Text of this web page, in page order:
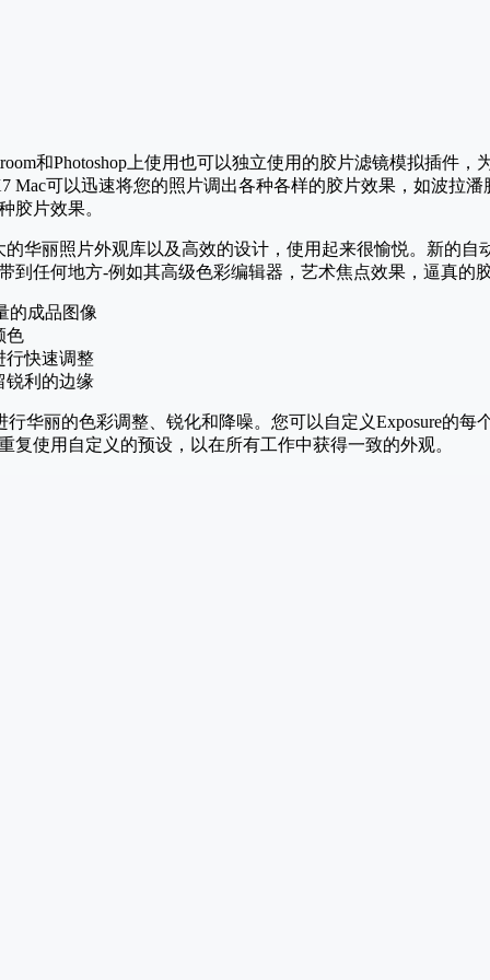
和Photoshop上使用也可以独立使用的胶片滤镜模拟插件
Mac可以迅速将您的照片调出各种各样的胶片效果，如波拉
胶片效果。
的华丽照片外观库以及高效的设计，使用起来很愉悦。新的
到任何地方-例如其高级色彩编辑器，艺术焦点效果，逼真的
的成品图像
色
行快速调整
锐利的边缘
行华丽的色彩调整、锐化和降噪。您可以自定义Exposure的
复使用自定义的预设，以在所有工作中获得一致的外观。